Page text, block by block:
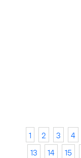
1 2 3 4
13
14 15